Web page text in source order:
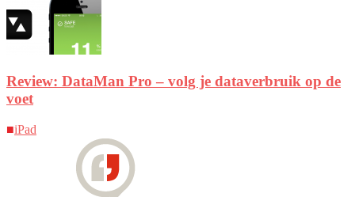
Review: DataMan Pro – volg je dataverbruik op de
voet
■iPad